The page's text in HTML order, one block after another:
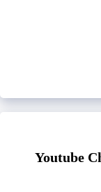
Youtube